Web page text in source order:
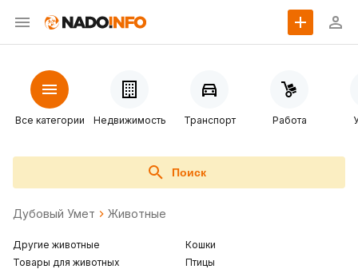
Все категории Недвижимость Транспорт Работа
Поиск
Дубовый Умет Животные
Другие животные
Товары для животных
Кошки
Птицы